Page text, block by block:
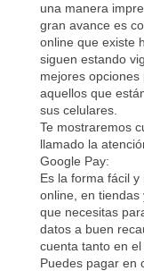
una manera
gran avance es
online que existe
siguen estando
mejores
aquellos que
sus celulares.
Te mostraremos
llamado la
Google Pay:
Es la forma fácil
online, en tiendas
que necesitas
datos a buen
cuenta tanto en el
Puedes pagar en